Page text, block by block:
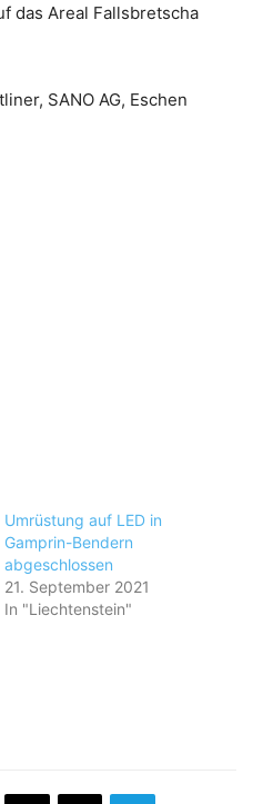
das Areal Fallsbretscha
SANO AG, Eschen
Umrüstung auf LED in
Gamprin-Bendern
abgeschlossen
21. September 2021
In "Liechtenstein"